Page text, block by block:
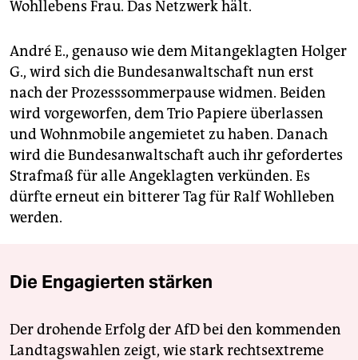
Wohllebens Frau. Das Netzwerk hält.
André E., genauso wie dem Mitangeklagten Holger
G., wird sich die Bundesanwaltschaft nun erst
nach der Prozesssommerpause widmen. Beiden
wird vorgeworfen, dem Trio Papiere überlassen
und Wohnmobile angemietet zu haben. Danach
wird die Bundesanwaltschaft auch ihr gefordertes
Strafmaß für alle Angeklagten verkünden. Es
dürfte erneut ein bitterer Tag für Ralf Wohlleben
werden.
Die Engagierten stärken
Der drohende Erfolg der AfD bei den kommenden
Landtagswahlen zeigt, wie stark rechtsextreme